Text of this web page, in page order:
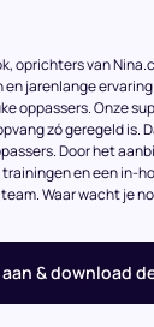
oprichters van
jarenlange
oppassers. Onze
zó geregeld is.
Door het
en een in-
Waar wacht je
& download